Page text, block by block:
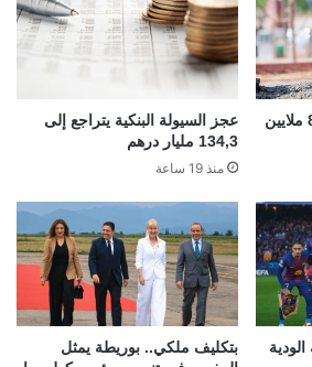
المغرب يسجل تسليم 8,22 ملايين
عجز السيولة البنكية يتراجع إلى
134,3 مليار درهم
منذ 19 ساعة
بتكليف ملكي.. بوريطة يمثل